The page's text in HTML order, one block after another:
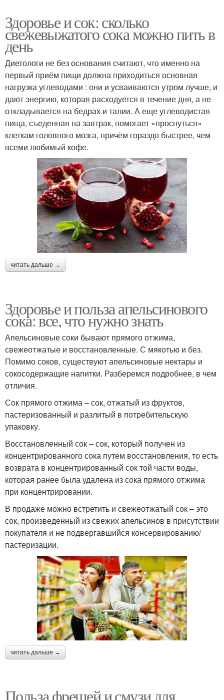
Здоровье и сок: сколько
свежевыжатого сока можно пить в
день
Диетологи не без основания считают, что именно на
первый приём пищи должна приходиться основная
нагрузка углеводами : они и усваиваются утром лучше, и
дают энергию, которая расходуется в течение дня, а не
откладывается на бедрах и талии. А еще углеводистая
пища, съеденная на завтрак, помогает «проснуться»
клеткам головного мозга, причём гораздо быстрее, чем
всеми любимый кофе.
читать дальше →
Здоровье и польза апельсинового
сока: все, что нужно знать
Апельсиновые соки бывают прямого отжима,
свежеотжатые и восстановленные. С мякотью и без.
Помимо соков, существуют апельсиновые нектары и
сокосодержащие напитки. Разберемся подробнее, в чем
отличия.
Сок прямого отжима – сок, отжатый из фруктов,
пастеризованный и разлитый в потребительскую
упаковку.
Восстановленный сок – сок, который получен из
концентрированного сока путем восстановления, то есть
возврата в концентрированный сок той части воды,
которая ранее была удалена из сока прямого отжима
при концентрировании.
В продаже можно встретить и свежеотжатый сок – это
сок, произведенный из свежих апельсинов в присутствии
покупателя и не подвергавшийся консервированию/
пастеризации.
читать дальше →
Польза фрешей и смузи для